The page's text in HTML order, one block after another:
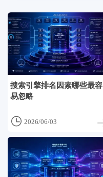
搜索引擎排名因素哪些最容
易忽略
 2026/06/03